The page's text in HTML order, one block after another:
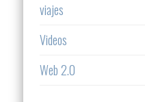
viajes
Videos
Web 2.0